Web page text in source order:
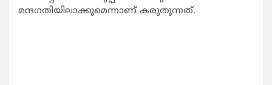
മന്ദഗതിയിലാക്കുമെന്നാണ് കരുതുന്നത്.